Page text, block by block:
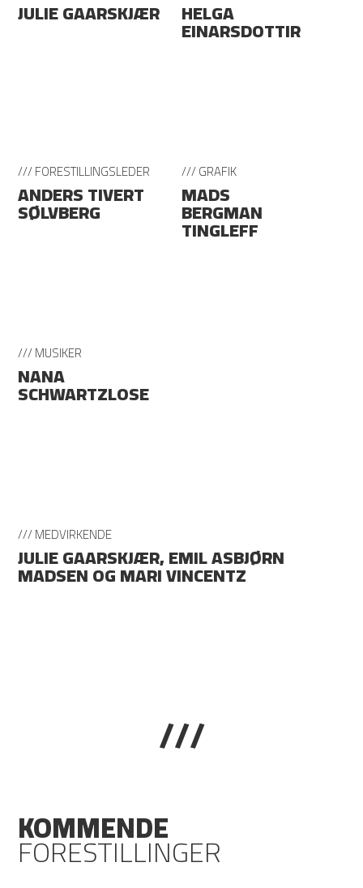
JULIE GAARSKJÆR HELGA
EINARSDOTTIR
/// FORESTILLINGSLEDER
ANDERS TIVERT
SØLVBERG
/// GRAFIK
MADS
BERGMAN
TINGLEFF
/// MUSIKER
NANA
SCHWARTZLOSE
/// MEDVIRKENDE
JULIE GAARSKJÆR, EMIL ASBJØRN
MADSEN OG MARI VINCENTZ
///
KOMMENDE
FORESTILLINGER